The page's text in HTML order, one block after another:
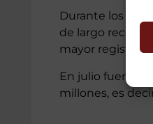
Durante los
de largo
mayor
En julio fueron
millones, es